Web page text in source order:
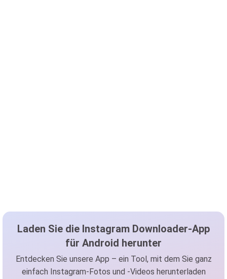
Laden Sie die Instagram Downloader-App
für Android herunter
Entdecken Sie unsere App – ein Tool, mit dem Sie ganz
einfach Instagram-Fotos und -Videos herunterladen